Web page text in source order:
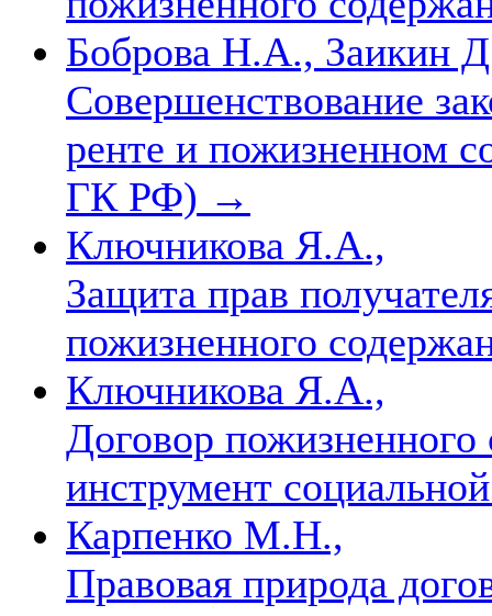
Боброва Н.А., Заикин
Совершенствование
ренте и пожизненном
ГК РФ) →
Ключникова Я.А.,
Защита прав
пожизненного
Ключникова Я.А.,
Договор
инструмент
Карпенко М.Н.,
Правовая природа